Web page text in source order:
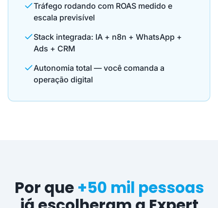
Tráfego rodando com ROAS medido e
escala previsível
Stack integrada: IA + n8n + WhatsApp +
Ads + CRM
Autonomia total — você comanda a
operação digital
Por que +50 mil pessoas